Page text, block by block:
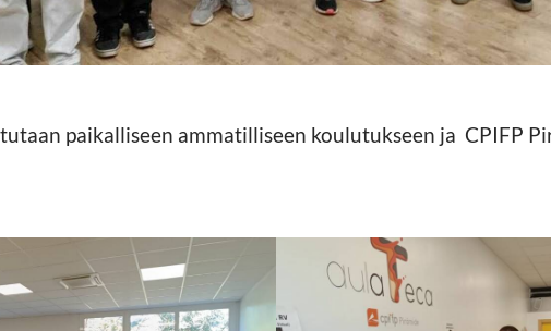
paikalliseen ammatilliseen koulutukseen ja CPIFP